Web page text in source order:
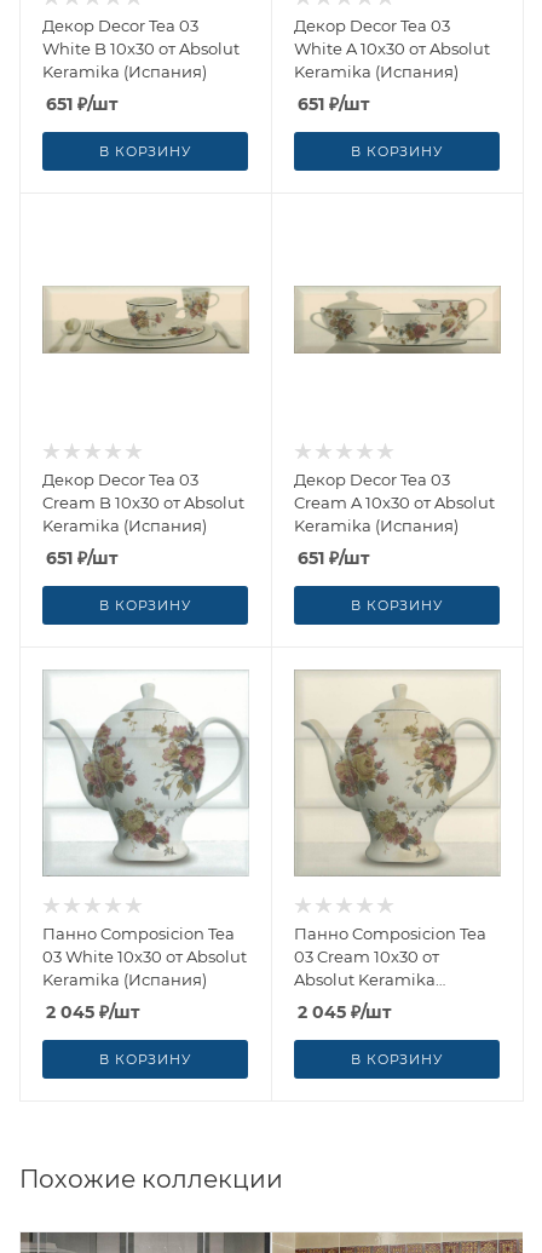
Декор Decor Tea 03
White B 10x30 от Absolut
Keramika (Испания)
651 ₽/шт
В КОРЗИНУ
Декор Decor Tea 03
White A 10x30 от Absolut
Keramika (Испания)
651 ₽/шт
В КОРЗИНУ
Декор Decor Tea 03
Cream B 10x30 от Absolut
Keramika (Испания)
651 ₽/шт
В КОРЗИНУ
Декор Decor Tea 03
Cream A 10x30 от Absolut
Keramika (Испания)
651 ₽/шт
В КОРЗИНУ
Панно Composicion Tea
03 White 10x30 от Absolut
Keramika (Испания)
2 045 ₽/шт
В КОРЗИНУ
Панно Composicion Tea
03 Cream 10x30 от
Absolut Keramika
(Испания)
2 045 ₽/шт
В КОРЗИНУ
Похожие коллекции